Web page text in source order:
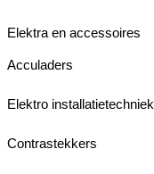
Elektra en accessoires
Acculaders
Elektro installatietechniek
Contrastekkers